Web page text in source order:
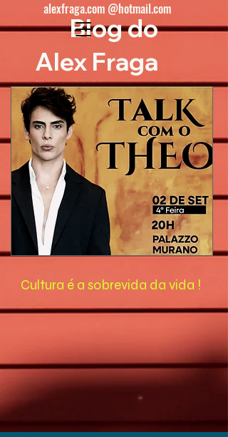
Cultura é a sobrevida da vida !
Blog do
Alex Fraga
alexfraga.com @hotmail.com